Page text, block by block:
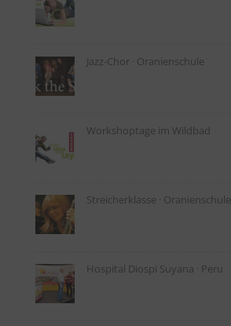
Jazz-Chor · Oranienschule
Workshoptage im Wildbad
Streicherklasse · Oranienschule
Hospital Diospi Suyana · Peru